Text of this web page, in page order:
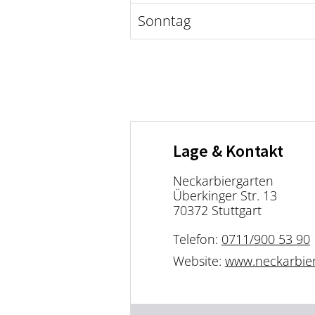
Sonntag
Lage & Kontakt
Neckarbiergarten
Überkinger Str. 13
70372 Stuttgart
Telefon: 0711/900 53 90
Website: